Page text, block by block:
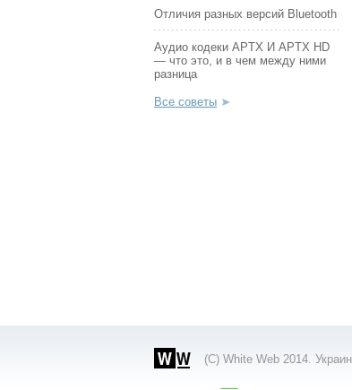
Отличия разных версий Bluetooth
Аудио кодеки APTX И APTX HD
— что это, и в чем между ними
разница
Все советы
(С) White Web 2014.